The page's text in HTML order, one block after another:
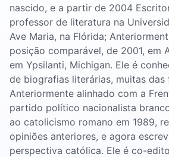
nascido, e a partir de 2004
professor de literatura na
Ave Maria, na Flórida;
posição comparável, de 2001, em
em Ypsilanti, Michigan. Ele é
de biografias literárias, muitas das
Anteriormente alinhado com a
partido político nacionalista
ao catolicismo romano em 1989,
opiniões anteriores, e agora
perspectiva católica. Ele é co-